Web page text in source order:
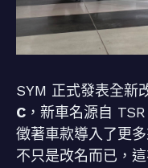
SYM 正式發表全新
C ，新車名源自
徵著車款導入了更
不只是改名而已，